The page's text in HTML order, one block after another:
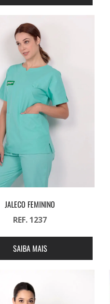
JALECO FEMININO
REF. 1237
SAIBA MAIS